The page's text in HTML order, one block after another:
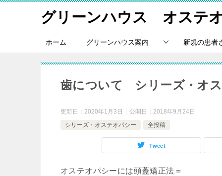
グリーンハウス オステ
ホーム グリーンハウス案内 新規の患者
歯について シリーズ・オ
更新日： 2020年1月3日 公開日： 2018年9月24日
シリーズ・オステオパシー
全投稿
Tweet
オステオパシーには頭蓋矯正法＝